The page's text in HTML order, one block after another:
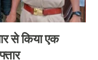
से किया एक